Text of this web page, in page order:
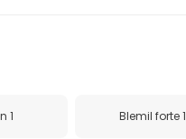
1 Blemil forte 1